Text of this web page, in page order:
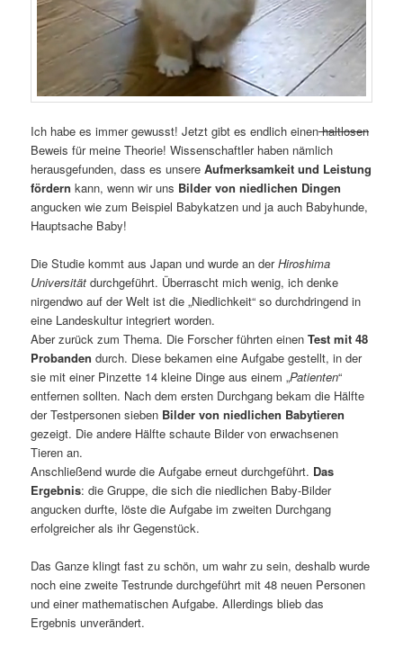
Ich habe es immer gewusst! Jetzt gibt es endlich einenhaltlosen
Beweis für meine Theorie! Wissenschaftler haben nämlich
herausgefunden, dass es unsereAufmerksamkeit und Leistung
fördern kann, wenn wir uns Bilder von niedlichen Dingen
angucken wie zum Beispiel Babykatzen und ja auch Babyhunde,
Hauptsache Baby!
Die Studie kommt aus Japan und wurde an derHiroshima
Universität durchgeführt. Überrascht mich wenig, ich denke
nirgendwo auf der Welt ist die „Niedlichkeit“ so durchdringend in
eine Landeskultur integriert worden.
Aber zurück zum Thema. Die Forscher führten einenTest mit 48
Probanden durch. Diese bekamen eine Aufgabe gestellt, in der
sie mit einer Pinzette 14 kleine Dinge aus einem „Patienten“
entfernen sollten. Nach dem ersten Durchgang bekam die Hälfte
der Testpersonen sieben Bilder von niedlichen Babytieren
gezeigt. Die andere Hälfte schaute Bilder von erwachsenen
Tieren an.
Anschließend wurde die Aufgabe erneut durchgeführt. Das
Ergebnis: die Gruppe, die sich die niedlichen Baby-Bilder
angucken durfte, löste die Aufgabe im zweiten Durchgang
erfolgreicher als ihr Gegenstück.
Das Ganze klingt fast zu schön, um wahr zu sein, deshalb wurde
noch eine zweite Testrunde durchgeführt mit 48 neuen Personen
und einer mathematischen Aufgabe. Allerdings blieb das
Ergebnis unverändert.